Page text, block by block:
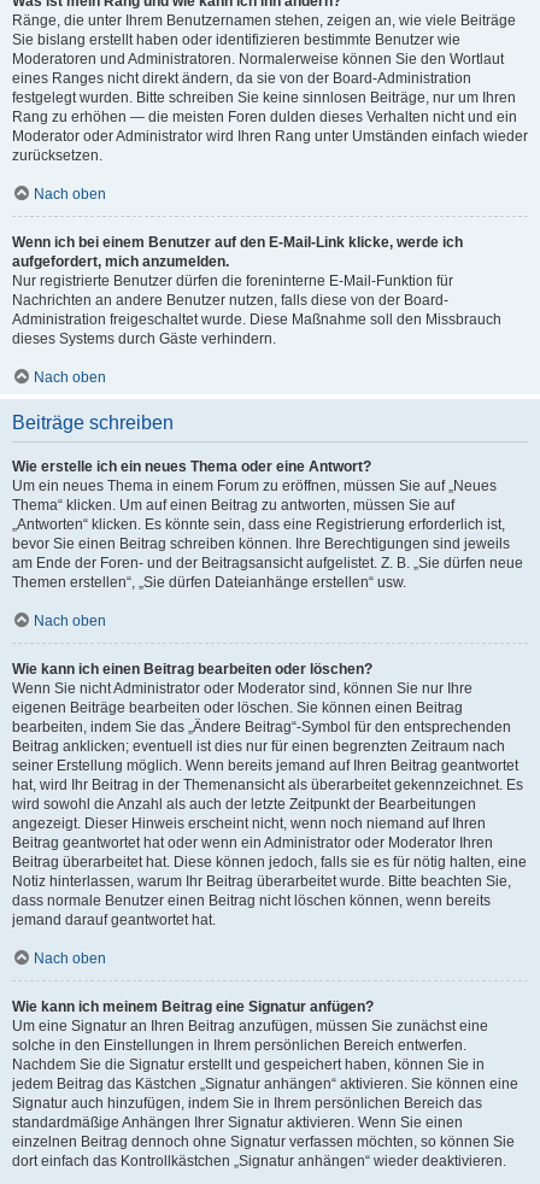
Ränge, die unter Ihrem Benutzernamen stehen, zeigen an, wie viele Beiträge
Sie bislang erstellt haben oder identifizieren bestimmte Benutzer wie
Moderatoren und Administratoren. Normalerweise können Sie den Wortlaut
eines Ranges nicht direkt ändern, da sie von der Board-Administration
festgelegt wurden. Bitte schreiben Sie keine sinnlosen Beiträge, nur um Ihren
Rang zu erhöhen — die meisten Foren dulden dieses Verhalten nicht und ein
Moderator oder Administrator wird Ihren Rang unter Umständen einfach wieder
zurücksetzen.
Nach oben
Wenn ich bei einem Benutzer auf den E-Mail-Link klicke, werde ich
aufgefordert, mich anzumelden.
Nur registrierte Benutzer dürfen die foreninterne E-Mail-Funktion für
Nachrichten an andere Benutzer nutzen, falls diese von der Board-
Administration freigeschaltet wurde. Diese Maßnahme soll den Missbrauch
dieses Systems durch Gäste verhindern.
Nach oben
Beiträge schreiben
Wie erstelle ich ein neues Thema oder eine Antwort?
Um ein neues Thema in einem Forum zu eröffnen, müssen Sie auf „Neues
Thema“ klicken. Um auf einen Beitrag zu antworten, müssen Sie auf
„Antworten“ klicken. Es könnte sein, dass eine Registrierung erforderlich ist,
bevor Sie einen Beitrag schreiben können. Ihre Berechtigungen sind jeweils
am Ende der Foren- und der Beitragsansicht aufgelistet. Z. B. „Sie dürfen neue
Themen erstellen“, „Sie dürfen Dateianhänge erstellen“ usw.
Nach oben
Wie kann ich einen Beitrag bearbeiten oder löschen?
Wenn Sie nicht Administrator oder Moderator sind, können Sie nur Ihre
eigenen Beiträge bearbeiten oder löschen. Sie können einen Beitrag
bearbeiten, indem Sie das „Ändere Beitrag“-Symbol für den entsprechenden
Beitrag anklicken; eventuell ist dies nur für einen begrenzten Zeitraum nach
seiner Erstellung möglich. Wenn bereits jemand auf Ihren Beitrag geantwortet
hat, wird Ihr Beitrag in der Themenansicht als überarbeitet gekennzeichnet. Es
wird sowohl die Anzahl als auch der letzte Zeitpunkt der Bearbeitungen
angezeigt. Dieser Hinweis erscheint nicht, wenn noch niemand auf Ihren
Beitrag geantwortet hat oder wenn ein Administrator oder Moderator Ihren
Beitrag überarbeitet hat. Diese können jedoch, falls sie es für nötig halten, eine
Notiz hinterlassen, warum Ihr Beitrag überarbeitet wurde. Bitte beachten Sie,
dass normale Benutzer einen Beitrag nicht löschen können, wenn bereits
jemand darauf geantwortet hat.
Nach oben
Wie kann ich meinem Beitrag eine Signatur anfügen?
Um eine Signatur an Ihren Beitrag anzufügen, müssen Sie zunächst eine
solche in den Einstellungen in Ihrem persönlichen Bereich entwerfen.
Nachdem Sie die Signatur erstellt und gespeichert haben, können Sie in
jedem Beitrag das Kästchen „Signatur anhängen“ aktivieren. Sie können eine
Signatur auch hinzufügen, indem Sie in Ihrem persönlichen Bereich das
standardmäßige Anhängen Ihrer Signatur aktivieren. Wenn Sie einen
einzelnen Beitrag dennoch ohne Signatur verfassen möchten, so können Sie
dort einfach das Kontrollkästchen „Signatur anhängen“ wieder deaktivieren.